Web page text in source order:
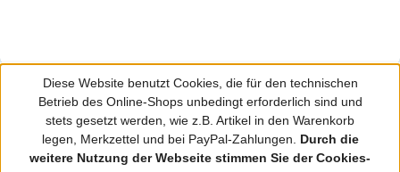
Diese Website benutzt Cookies, die für den technischen
Betrieb des Online-Shops unbedingt erforderlich sind und
stets gesetzt werden, wie z.B. Artikel in den Warenkorb
legen, Merkzettel und bei PayPal-Zahlungen. Durch die
weitere Nutzung der Webseite stimmen Sie der Cookies-